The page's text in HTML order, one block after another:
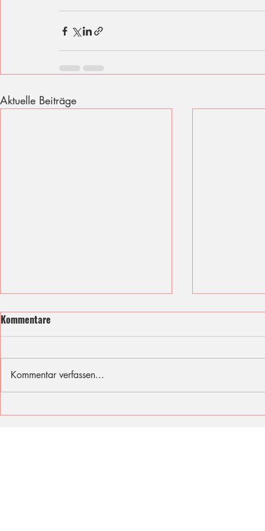
Aktuelle Beiträge
Ich fühle mit den Opfern des
Sommer,
Kommentare
Kommentar verfassen...